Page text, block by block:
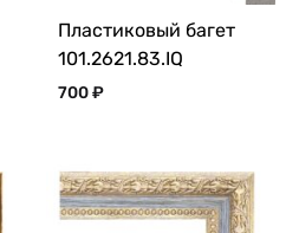
Пластиковый багет
101.2621.83.IQ
700₽